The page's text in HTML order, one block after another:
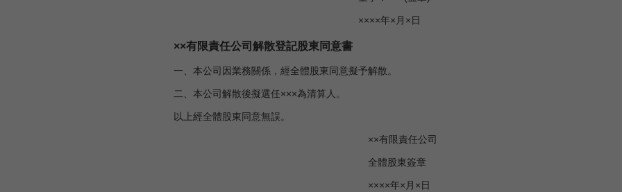
××××年×月×日
××有限責任公司解散登記股東同意書
一、本公司因業務關係，經全體股東同意擬予解散。
二、本公司解散後擬選任×××為清算人。
以上經全體股東同意無誤。
××有限責任公司
全體股東簽章
××××年×月×日